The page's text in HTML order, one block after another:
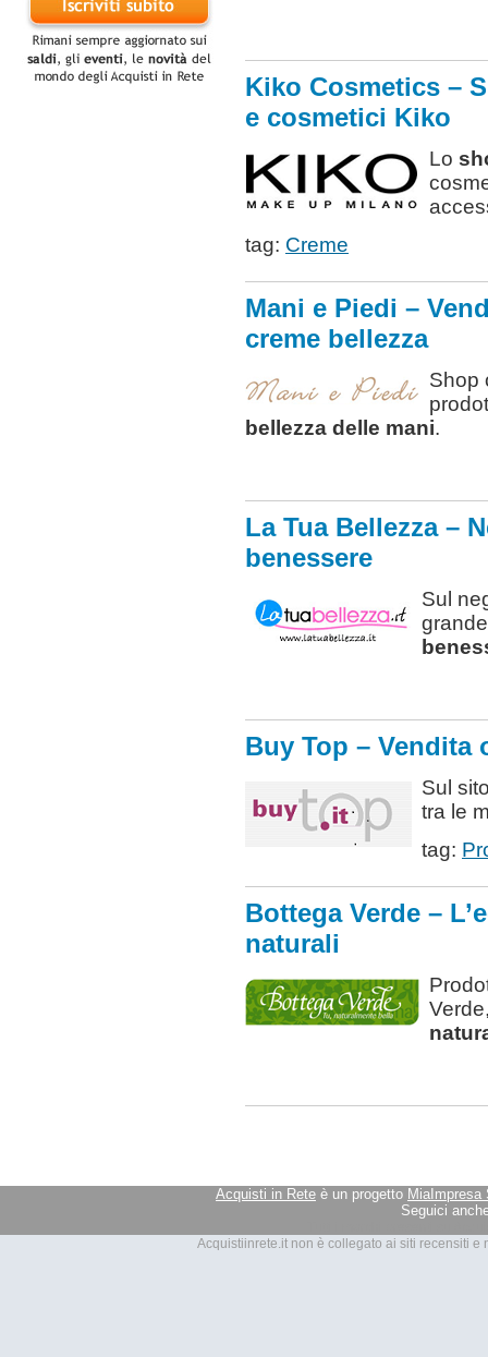
Kiko Cosmetics –
e cosmetici Kiko
Lo
tag: Creme
Mani e Piedi –
creme bellezza
Shop
bellezza delle mani.
La Tua Bellezza –
benessere
Sul
Buy Top –
Sul
tra le
tag:
Bottega Verde –
naturali
Acquisti in Rete è un progetto MiaImpresa
Seguici
Acquistiinrete.it non è collegato ai siti recensiti